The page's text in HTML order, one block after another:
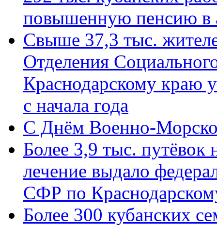
повышенную пенсию в
Свыше 37,3 тыс.
Отделения
Краснодарскому краю
с начала года
C Днём Военно-
Более 3,9 тыс. путёвок
лечение выдало
СФР по
Более 300 кубанских